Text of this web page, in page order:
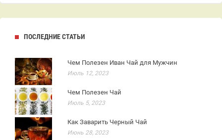
ПОСЛЕДНИЕ СТАТЬИ
Чем Полезен Иван Чай для Мужчин
Июль 12, 2023
Чем Полезен Чай
Июль 5, 2023
Как Заварить Черный Чай
Июнь 28, 2023